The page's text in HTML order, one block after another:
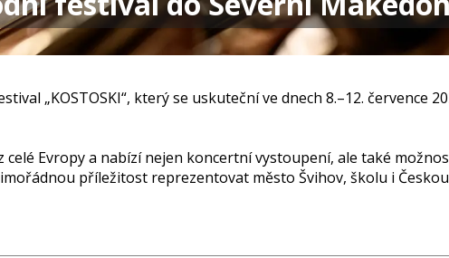
„KOSTOSKI“, který se uskuteční ve dnech 8.–12. července
Evropy a nabízí nejen koncertní vystoupení, ale také
příležitost reprezentovat město Švihov, školu i